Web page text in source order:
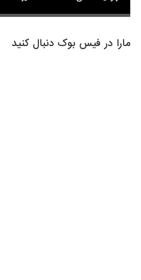
مارا در فیس بوک دنبال کنید